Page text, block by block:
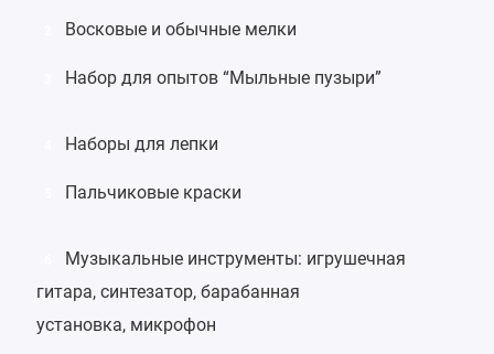
Восковые и обычные мелки
Набор для опытов “Мыльные пузыри”
Наборы для лепки
Пальчиковые краски
Музыкальные инструменты: игрушечная
гитара, синтезатор, барабанная
установка, микрофон